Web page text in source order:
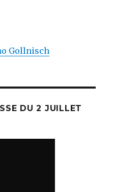
Gollnisch
DU 2 JUILLET